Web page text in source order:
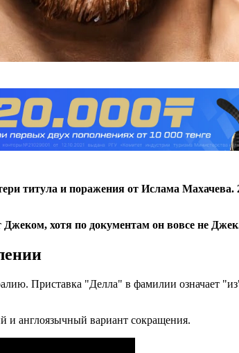
титула и поражения от Ислама
хотя по документам он вовсе не
Приставка "Делла" в фамилии означает
и англоязычный вариант сокращения.